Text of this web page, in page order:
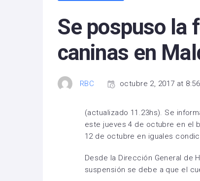
Se pospuso la
caninas en
RBC octubre 2, 2017 at
(actualizado 11.23hs). Se
este jueves 4 de octubre en el
12 de octubre en iguales
Desde la Dirección General de
suspensión se debe a que el